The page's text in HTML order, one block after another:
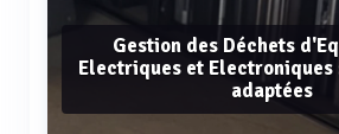
Gestion des Déchets
Electriques et Electroniques
adaptées